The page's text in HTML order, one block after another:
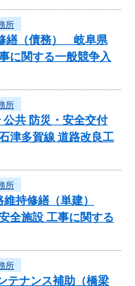
所
繕（債務） 岐阜県
に関する一般競争入
所
共 防災・安全交付
津多賀線 道路改良工
所
持修繕（単建）
全施設 工事に関する
所
テナンス補助（橋梁